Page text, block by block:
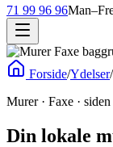
71 99 96 96
Forside/Ydelser/
Murer · Faxe ·
Din lokale